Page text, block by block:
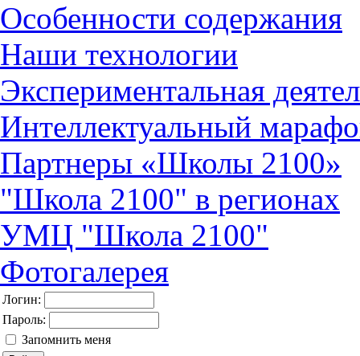
Особенности содержания
Наши технологии
Экспериментальная
Интеллектуальный
Партнеры «Школы 2100»
"Школа 2100" в регионах
УМЦ "Школа 2100"
Фотогалерея
Логин:
Пароль:
Запомнить меня